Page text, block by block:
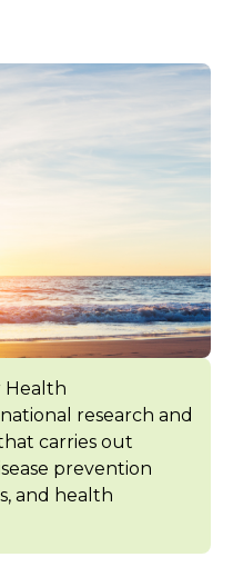
Health
research and
carries out
prevention
and health